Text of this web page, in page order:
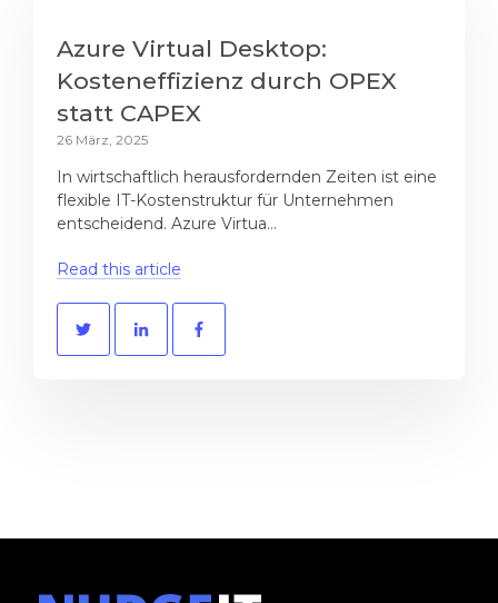
Azure Virtual Desktop:
Kosteneffizienz durch OPEX
statt CAPEX
26 März, 2025
In wirtschaftlich herausfordernden Zeiten ist eine
flexible IT-Kostenstruktur für Unternehmen
entscheidend. Azure Virtua...
Read this article